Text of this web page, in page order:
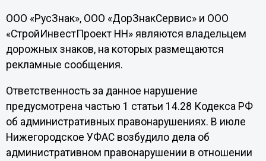
ООО «РусЗнак», ООО «ДорЗнакСервис» и ООО
«СтройИнвестПроект НН» являются владельцем
дорожных знаков, на которых размещаются
рекламные сообщения.
Ответственность за данное нарушение
предусмотрена частью 1 статьи 14.28 Кодекса РФ
об административных правонарушениях. В июле
Нижегородское УФАС возбудило дела об
административном правонарушении в отношении